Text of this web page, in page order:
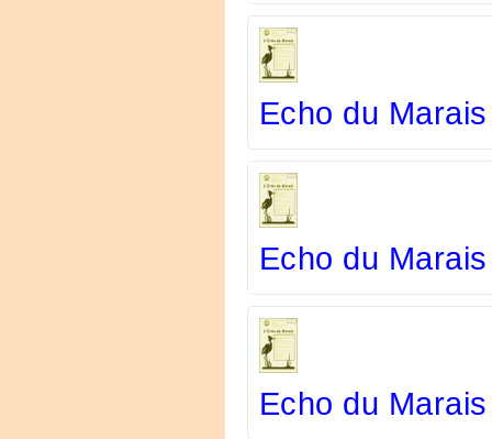
Echo du
Echo du
Echo du